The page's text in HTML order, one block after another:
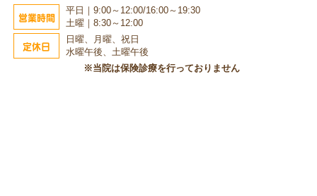
営業時間
平日｜9:00～12:00/16:00～19:30
土曜｜8:30～12:00
定休日
日曜、月曜、祝日
水曜午後、土曜午後
※当院は保険診療を行っておりません